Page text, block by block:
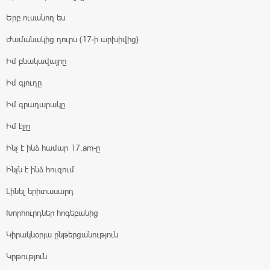
Երբ ուսանող ես
Ժամանակից դուրս (17-ի արխիվից)
Իմ բնակավայրը
Իմ գյուղը
Իմ գրադարակը
Իմ էջը
Ինչ է ինձ համար 17.am-ը
Ինչն է ինձ հուզում
Լինել երիտասարդ
Խորհուրդներ հոգեբանից
Կիրակնօրյա ընթերցանություն
Կրթություն